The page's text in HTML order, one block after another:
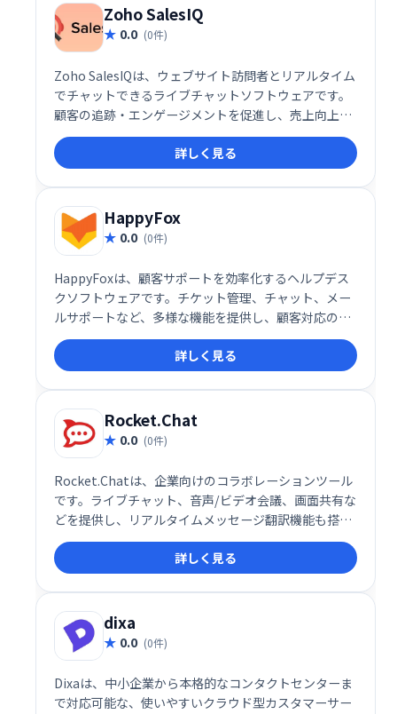
Zoho SalesIQ
0.0 (0件)
Zoho SalesIQは、ウェブサイト訪問者とリアルタイム
でチャットできるライブチャットソフトウェアです。
顧客の追跡・エンゲージメントを促進し、売上向上に
貢献します。SEOや広告の効果測定にも役立ちます。2
ユーザーまでは無料で利用可能です。 今すぐ無料プラ
ンを始めましょう！
詳しく見る
HappyFox
0.0 (0件)
HappyFoxは、顧客サポートを効率化するヘルプデス
クソフトウェアです。チケット管理、チャット、メー
ルサポートなど、多様な機能を提供し、顧客対応の迅
速化と業務の効率化を実現します。ユーザーフレンド
リーなインターフェースで、スムーズな導入と運用が
可能です。
詳しく見る
Rocket.Chat
0.0 (0件)
Rocket.Chatは、企業向けのコラボレーションツール
です。ライブチャット、音声/ビデオ会議、画面共有な
どを提供し、リアルタイムメッセージ翻訳機能も搭
載。複数言語での円滑なコミュニケーションを実現
し、チームの生産性向上を支援します。
詳しく見る
dixa
0.0 (0件)
Dixaは、中小企業から本格的なコンタクトセンターま
で対応可能な、使いやすいクラウド型カスタマーサー